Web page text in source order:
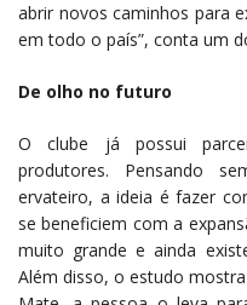
abrir novos caminhos para
em todo o país”, conta um
De olho no futuro
O clube já possui
produtores. Pensando
ervateiro, a ideia é fazer
se beneficiem com a
muito grande e ainda
Além disso, o estudo